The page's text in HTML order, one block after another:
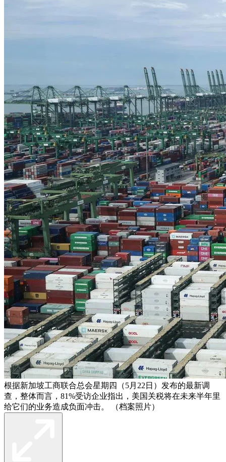
根据新加坡工商联合总会星期四（5月22日）发布的最新调
查，整体而言，81%受访企业指出，美国关税将在未来半年里
给它们的业务造成负面冲击。 （档案照片）